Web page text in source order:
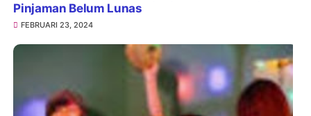
Pinjaman Belum Lunas
FEBRUARI 23, 2024